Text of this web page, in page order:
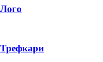
Лого
Трефкари